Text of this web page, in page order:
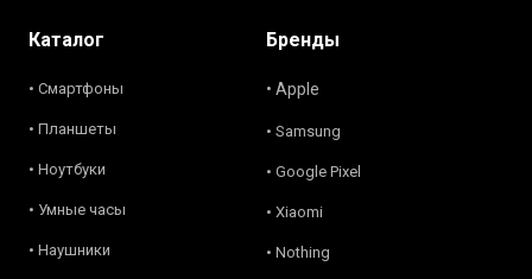
Каталог
• Смартфоны
• Планшеты
• Ноутбуки
• Умные часы
• Наушники
Бренды
• Apple
• Samsung
• Google Pixel
• Xiaomi
• Nothing